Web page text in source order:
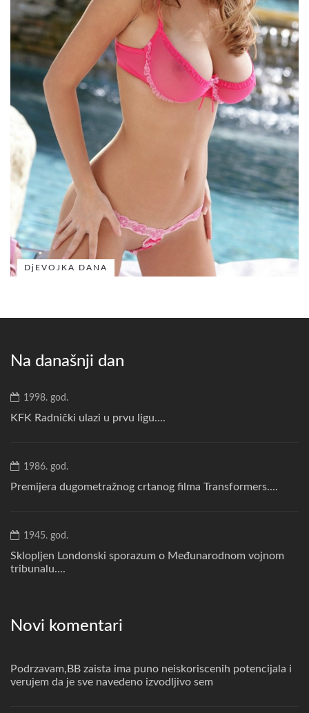
DjEVOJKA DANA
Na današnji dan
1998. god.
KFK Radnički ulazi u prvu ligu....
1986. god.
Premijera dugometražnog crtanog filma Transformers....
1945. god.
Sklopljen Londonski sporazum o Međunarodnom vojnom
tribunalu....
Novi komentari
Podrzavam,BB zaista ima puno neiskoriscenih potencijala i
verujem da je sve navedeno izvodljivo sem